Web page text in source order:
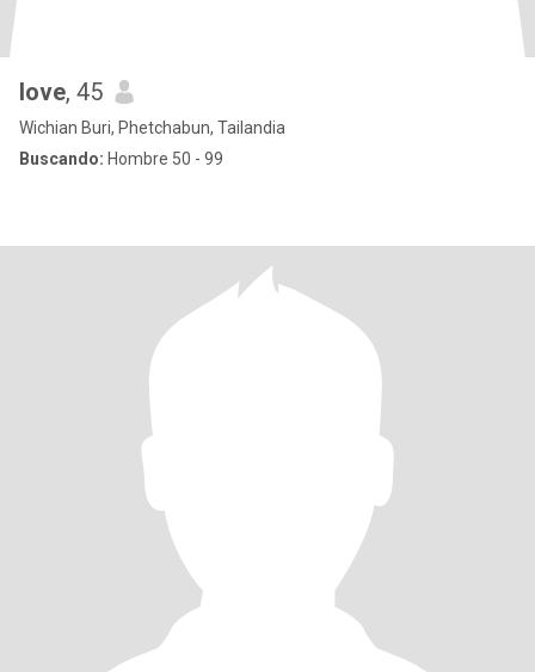
love, 45
Wichian Buri, Phetchabun, Tailandia
Buscando: Hombre 50 - 99